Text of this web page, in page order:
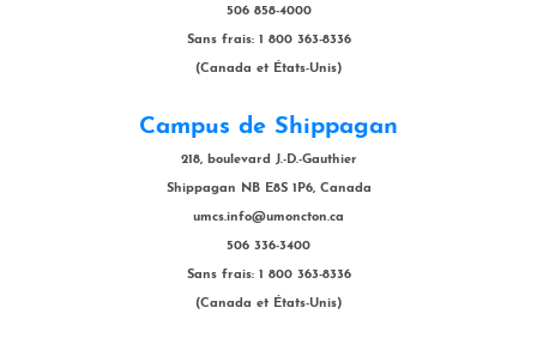
506 858-4000
Sans frais: 1 800 363-8336
(Canada et États-Unis)
Campus de Shippagan
218, boulevard J.-D.-Gauthier
Shippagan NB E8S 1P6, Canada
umcs.info@umoncton.ca
506 336-3400
Sans frais: 1 800 363-8336
(Canada et États-Unis)